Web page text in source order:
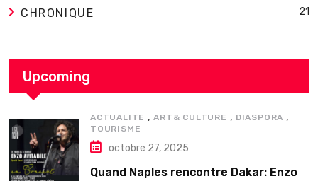
CHRONIQUE 21
Upcoming
ACTUALITE ,ART& CULTURE , DIASPORA ,
TOURISME
octobre 27, 2025
Quand Naples rencontre Dakar: Enzo